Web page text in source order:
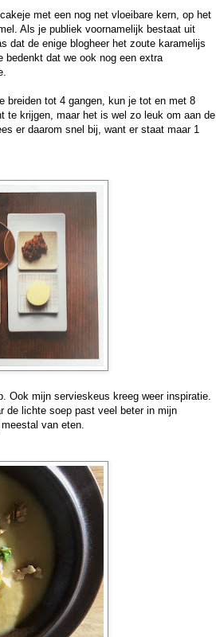
met een nog net vloeibare kern, op het
Als je publiek voornamelijk bestaat uit
dat de enige blogheer het zoute karamelijs
dat we ook nog een extra
breiden tot 4 gangen, kun je tot en met 8
te krijgen, maar het is wel zo leuk om aan de
er daarom snel bij, want er staat maar 1
Ook mijn servieskeus kreeg weer inspiratie.
de lichte soep past veel beter in mijn
van eten.